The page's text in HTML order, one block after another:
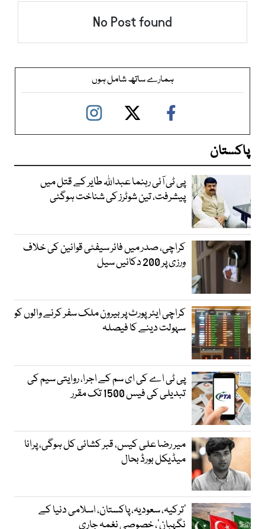
No Post found
ہمارے ساتھ شامل ہوں
پاکستان
پی ٹی آئی رہنما عبداللہ طایر کے قتل میں
پیشرفت، تین شوٹرز کی شناخت ہوگئی
کراچی، صدر میں فائر سیفٹی قوانین کی خلاف
ورزی پر 200 دکانیں سیل
کراچی ایئرپورٹ پر بیرون ملک سفر کرنے والوں کو
سہولت دینے کا فیصلہ
پی ٹی اے کی ای سم کے اجرا، روایتی سیم کی
تبدیلی کی فیس 1500 تک مقرر
میر رضا علی کیس، قبر کشائی کل ہوگی، پرانا
میڈیکل بورڈ بحال
‘ترکیہ، سعودیہ، پاکستان، اسلامی دنیا کے
نگہبان’، خصوصی نغمہ جاری